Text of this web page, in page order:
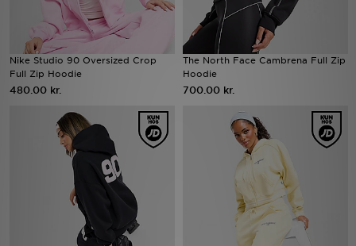
Nike Studio 90 Oversized Crop
Full Zip Hoodie
480.00 kr.
The North Face Cambrena Full Zip
Hoodie
700.00 kr.
Fodbold
Sport
Download JD app'en
Mine beskeder
Hjælp & information